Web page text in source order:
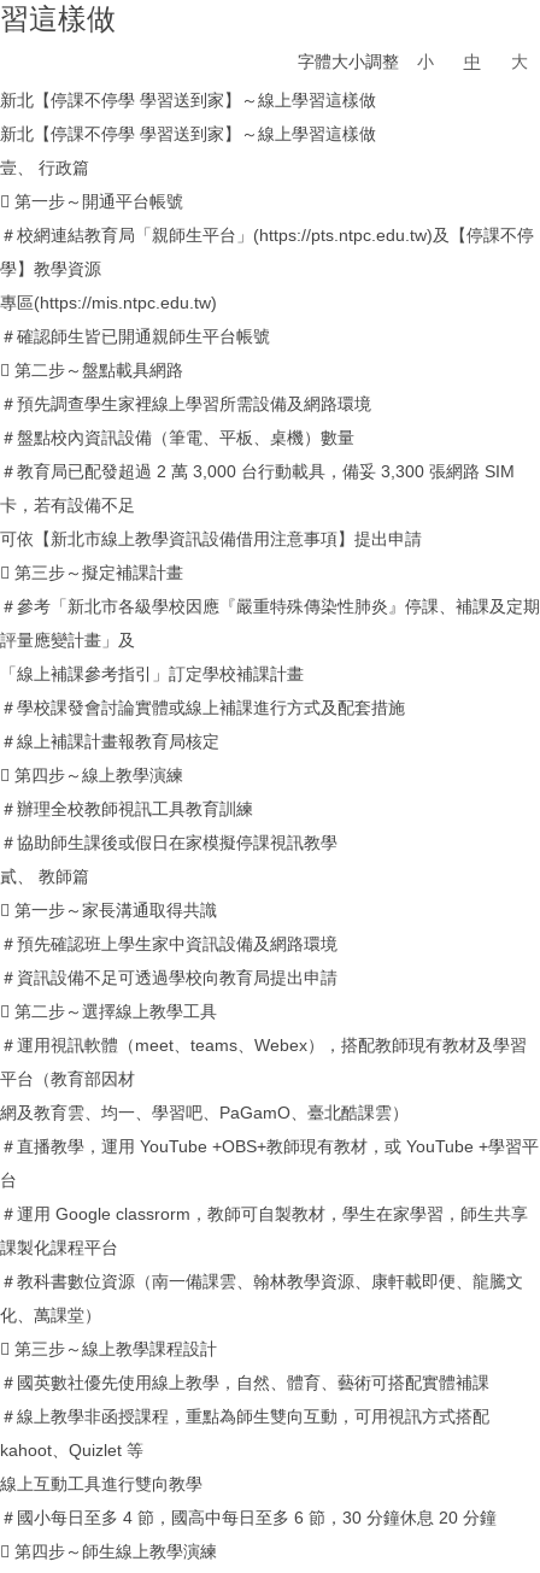
習這樣做
字體大小調整 小 中
大
新北【停課不停學 學習送到家】～線上學習這樣做
新北【停課不停學 學習送到家】～線上學習這樣做
壹、 行政篇
 第一步～開通平台帳號
＃校網連結教育局「親師生平台」(https://pts.ntpc.edu.tw)及【停課不停
學】教學資源
專區(https://mis.ntpc.edu.tw)
＃確認師生皆已開通親師生平台帳號
 第二步～盤點載具網路
＃預先調查學生家裡線上學習所需設備及網路環境
＃盤點校內資訊設備（筆電、平板、桌機）數量
＃教育局已配發超過 2 萬 3,000 台行動載具，備妥 3,300 張網路 SIM
卡，若有設備不足
可依【新北市線上教學資訊設備借用注意事項】提出申請
 第三步～擬定補課計畫
＃參考「新北市各級學校因應『嚴重特殊傳染性肺炎』停課、補課及定期
評量應變計畫」及
「線上補課參考指引」訂定學校補課計畫
＃學校課發會討論實體或線上補課進行方式及配套措施
＃線上補課計畫報教育局核定
 第四步～線上教學演練
＃辦理全校教師視訊工具教育訓練
＃協助師生課後或假日在家模擬停課視訊教學
貳、 教師篇
 第一步～家長溝通取得共識
＃預先確認班上學生家中資訊設備及網路環境
＃資訊設備不足可透過學校向教育局提出申請
 第二步～選擇線上教學工具
＃運用視訊軟體（meet、teams、Webex），搭配教師現有教材及學習
平台（教育部因材
網及教育雲、均一、學習吧、PaGamO、臺北酷課雲）
＃直播教學，運用 YouTube +OBS+教師現有教材，或 YouTube +學習平
台
＃運用 Google classrorm，教師可自製教材，學生在家學習，師生共享
課製化課程平台
＃教科書數位資源（南一備課雲、翰林教學資源、康軒載即便、龍騰文
化、萬課堂）
 第三步～線上教學課程設計
＃國英數社優先使用線上教學，自然、體育、藝術可搭配實體補課
＃線上教學非函授課程，重點為師生雙向互動，可用視訊方式搭配
kahoot、Quizlet 等
線上互動工具進行雙向教學
＃國小每日至多 4 節，國高中每日至多 6 節，30 分鐘休息 20 分鐘
 第四步～師生線上教學演練